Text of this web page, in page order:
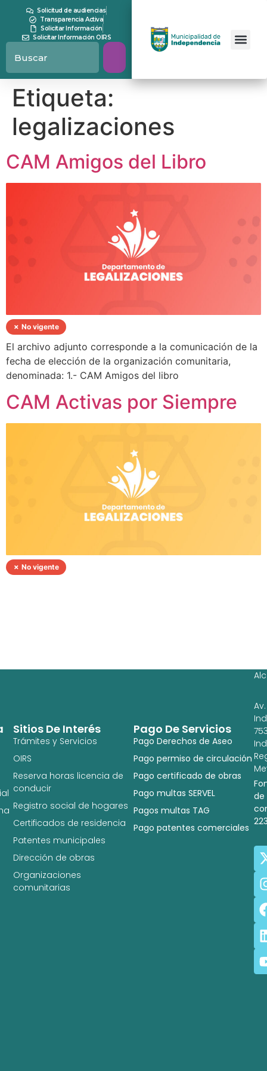
contenidoSolicitud de audiencias
Transparencia Activa
Solicitar Información
Solicitar Información OIRS
Etiqueta:
legalizaciones
CAM Amigos del Libro
✗ No vigente
El archivo adjunto corresponde a la comunicación de la
fecha de elección de la organización comunitaria,
denominada: 1.- CAM Amigos del libro
CAM Activas por Siempre
✗ No vigente
Pago De Servicios
Pago Derechos de Aseo
Pago permiso de circulación
Pago certificado de obras
Pago multas SERVEL
Pagos multas TAG
Pago patentes comerciales
Sitios De Interés
Trámites y Servicios
OIRS
Reserva horas licencia de
conducir
Registro social de hogares
Certificados de residencia
Patentes municipales
Dirección de obras
Organizaciones
comunitarias
Av.
de